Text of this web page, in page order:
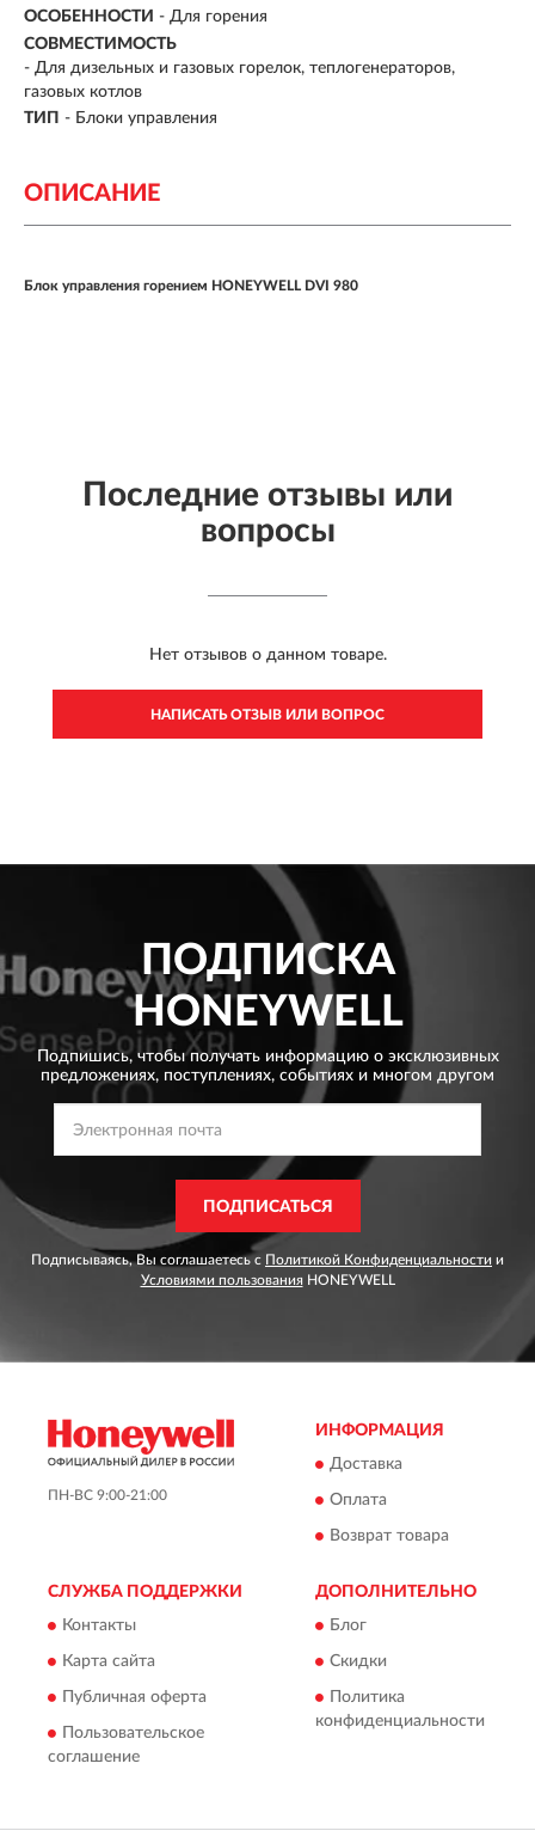
ОСОБЕННОСТИ - Для горения
СОВМЕСТИМОСТЬ
- Для дизельных и газовых горелок, теплогенераторов,
газовых котлов
ТИП - Блоки управления
ОПИСАНИЕ
Блок управления горением HONEYWELL DVI 980
Последние отзывы или
вопросы
Нет отзывов о данном товаре.
НАПИСАТЬ ОТЗЫВ ИЛИ ВОПРОС
ПОДПИСКА
HONEYWELL
Подпишись, чтобы получать информацию о эксклюзивных
предложениях, поступлениях, событиях и многом другом
ПОДПИСАТЬСЯ
Подписываясь, Вы соглашаетесь с Политикой Конфиденциальности и
Условиями пользованияHONEYWELL
ПН-ВС 9:00-21:00
ИНФОРМАЦИЯ
Доставка
Оплата
Возврат товара
СЛУЖБА ПОДДЕРЖКИ
Контакты
Карта сайта
Публичная оферта
Пользовательское
соглашение
ДОПОЛНИТЕЛЬНО
Блог
Скидки
Политика
конфиденциальности